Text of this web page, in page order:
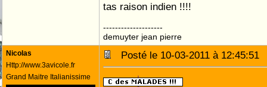
tas raison indien !!!!
--------------------
demuyter jean pierre
Nicolas
Http://www.3avicole.fr
Grand Maitre Italianissime
Posté le 10-03-2011 à